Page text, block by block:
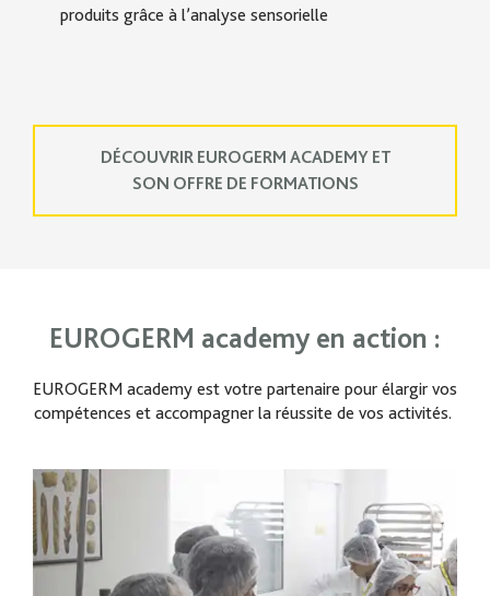
produits grâce à l’analyse sensorielle
DÉCOUVRIR EUROGERM ACADEMY ET
SON OFFRE DE FORMATIONS
EUROGERM academy en action :
EUROGERM academy est votre partenaire pour élargir vos
compétences et accompagner la réussite de vos activités.